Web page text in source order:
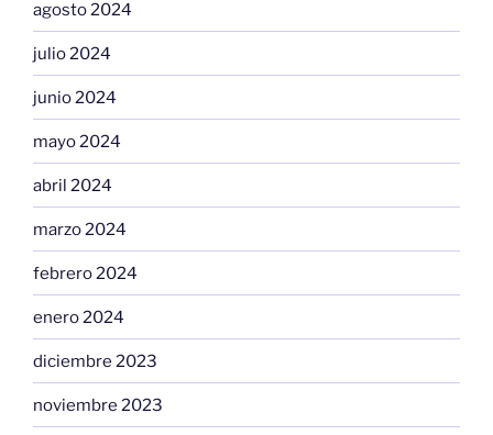
agosto 2024
julio 2024
junio 2024
mayo 2024
abril 2024
marzo 2024
febrero 2024
enero 2024
diciembre 2023
noviembre 2023